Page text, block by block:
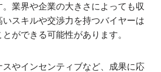
。業界や企業の大きさによっても収
スキルや交渉力を持つバイヤーは
ができる可能性があります。
スやインセンティブなど、成果に応